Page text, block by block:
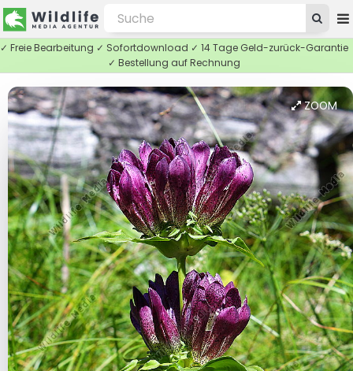
✓ Freie Bearbeitung ✓ Sofortdownload ✓ 14 Tage Geld-zurück-Garantie
✓ Bestellung auf Rechnung
ZOOM